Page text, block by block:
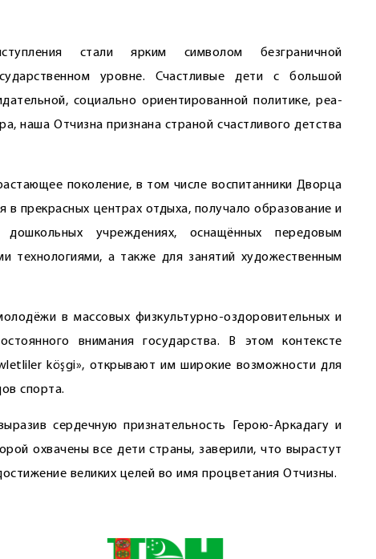
стали ярким символом безграничной
уровне. Счастливые дети с большой
социально ориентированной политике, реа­
наша Отчизна признана страной счастливого детства
поколение, в том числе воспитанники Дворца
прекрасных центрах отдыха, получало образование и
учреждениях, оснащённых передовым
технологиями, а также для занятий художественным
в массовых физкультурно-оздоровительных и
внимания государства. В этом контексте
köşgi», открывают им широкие возможности для
спорта.
сердечную признательность Герою-Аркадагу и
охвачены все дети страны, заверили, что вырастут
великих целей во имя процветания Отчизны.